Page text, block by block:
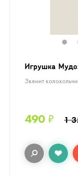
Игрушка
Звенит
490 ₽ 1